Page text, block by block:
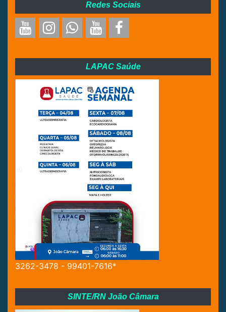
Redes Sociais
LAPAC Saúde
3262-3478 - 99401-7616*
SINTE/RN João Câmara